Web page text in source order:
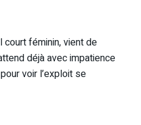
féminin, vient de
déjà avec impatience
voir l’exploit se